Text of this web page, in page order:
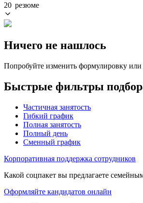
20 резюме
Ничего не нашлось
Попробуйте изменить формулировку
Быстрые фильтры
Частичная занятость
Гибкий график
Полная занятость
Полный день
Сменный график
Корпоративная поддержка сотрудников
Какой соцпакет вы предлагаете
Оформляйте кандидатов онлайн